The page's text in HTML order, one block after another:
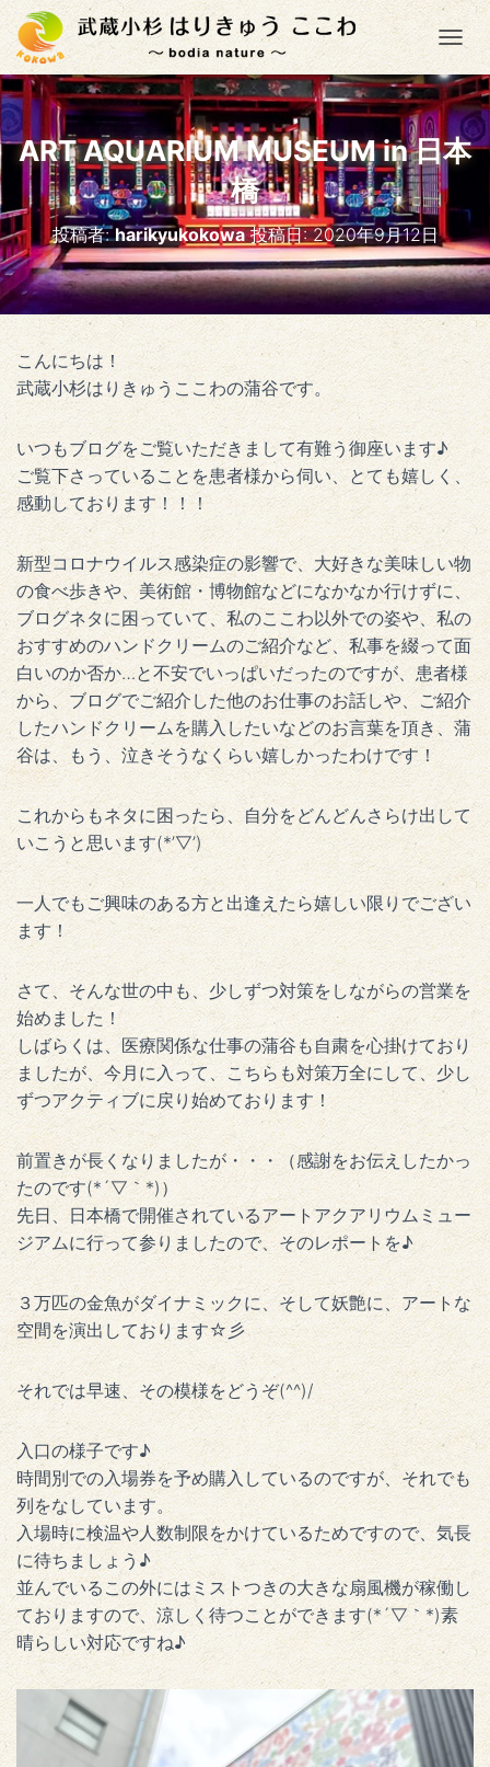
ナ
ART AQUARIUM MUSEUM in 日本
橋
投稿者:harikyukokowa投稿日:2020年9月12日
こんにちは！
武蔵小杉はりきゅうここわの蒲谷です。
いつもブログをご覧いただきまして有難う御座います♪
ご覧下さっていることを患者様から伺い、とても嬉しく、
感動しております！！！
新型コロナウイルス感染症の影響で、大好きな美味しい物
の食べ歩きや、美術館・博物館などになかなか行けずに、
ブログネタに困っていて、私のここわ以外での姿や、私の
おすすめのハンドクリームのご紹介など、私事を綴って面
白いのか否か…と不安でいっぱいだったのですが、患者様
から、ブログでご紹介した他のお仕事のお話しや、ご紹介
したハンドクリームを購入したいなどのお言葉を頂き、蒲
谷は、もう、泣きそうなくらい嬉しかったわけです！
これからもネタに困ったら、自分をどんどんさらけ出して
いこうと思います(*’▽’)
一人でもご興味のある方と出逢えたら嬉しい限りでござい
ます！
さて、そんな世の中も、少しずつ対策をしながらの営業を
始めました！
しばらくは、医療関係な仕事の蒲谷も自粛を心掛けており
ましたが、今月に入って、こちらも対策万全にして、少し
ずつアクティブに戻り始めております！
前置きが長くなりましたが・・・（感謝をお伝えしたかっ
たのです(*´▽｀*)）
先日、日本橋で開催されているアートアクアリウムミュー
ジアムに行って参りましたので、そのレポートを♪
３万匹の金魚がダイナミックに、そして妖艶に、アートな
空間を演出しております☆彡
それでは早速、その模様をどうぞ(^^)/
入口の様子です♪
時間別での入場券を予め購入しているのですが、それでも
列をなしています。
入場時に検温や人数制限をかけているためですので、気長
に待ちましょう♪
並んでいるこの外にはミストつきの大きな扇風機が稼働し
ておりますので、涼しく待つことができます(*´▽｀*)素
晴らしい対応ですね♪